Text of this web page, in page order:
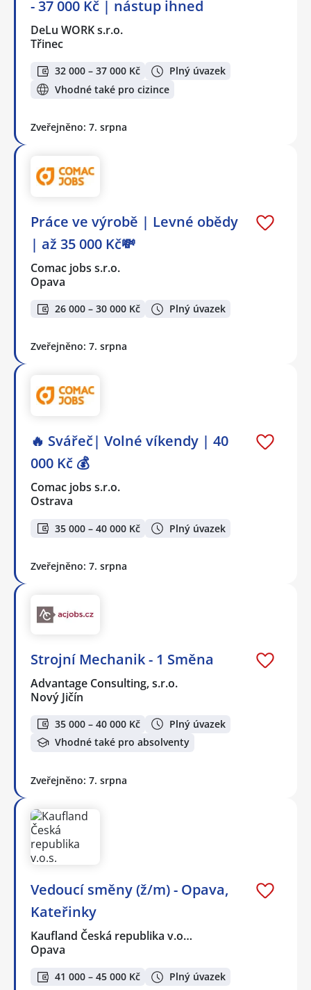
- 37 000 Kč | nástup ihned
DeLu WORK s.r.o.
Třinec
32 000 – 37 000 Kč
Plný úvazek
Vhodné také pro cizince
Zveřejněno: 7. srpna
Práce ve výrobě | Levné obědy
| až 35 000 Kč💸
Comac jobs s.r.o.
Opava
26 000 – 30 000 Kč Plný úvazek
Zveřejněno: 7. srpna
🔥 Svářeč| Volné víkendy | 40
000 Kč 💰
Comac jobs s.r.o.
Ostrava
35 000 – 40 000 Kč Plný úvazek
Zveřejněno: 7. srpna
Strojní Mechanik - 1 Směna
Advantage Consulting, s.r.o.
Nový Jičín
35 000 – 40 000 Kč
Plný úvazek
Vhodné také pro absolventy
Zveřejněno: 7. srpna
Vedoucí směny (ž/m) - Opava,
Kateřinky
Kaufland Česká republika v.o…
Opava
41 000 – 45 000 Kč Plný úvazek